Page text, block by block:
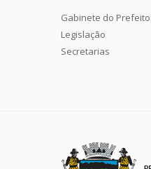
Gabinete do Prefeito
Legislação
Secretarias